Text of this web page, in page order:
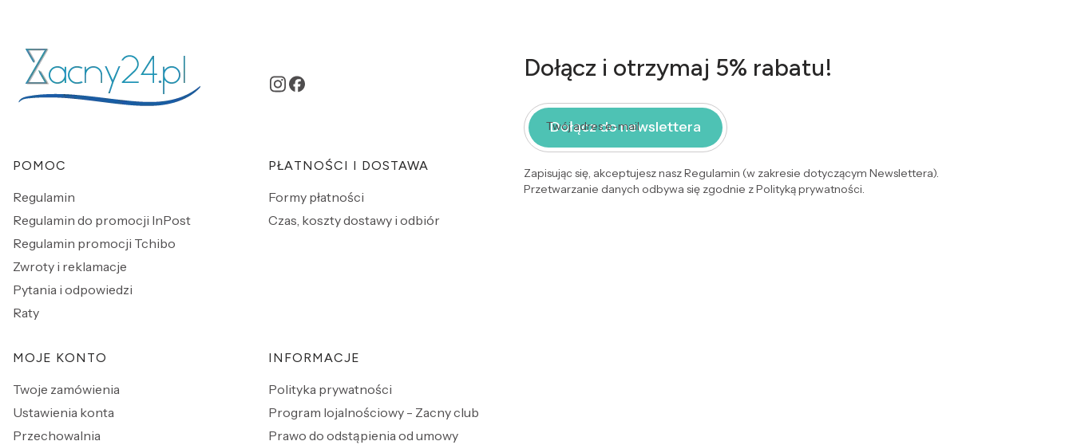
Linki w stopce
POMOC
Regulamin
Regulamin do promocji InPost
Regulamin promocji Tchibo
Zwroty i reklamacje
Pytania i odpowiedzi
Raty
PŁATNOŚCI I DOSTAWA
Formy płatności
Czas, koszty dostawy i odbiór
MOJE KONTO
Twoje zamówienia
Ustawienia konta
Przechowalnia
INFORMACJE
Polityka prywatności
Program lojalnościowy - Zacny club
Prawo do odstąpienia od umowy
Dołącz i otrzymaj 5% rabatu!
Twój adres e-mail
Dołącz do newslettera
Zapisując się, akceptujesz nasz Regulamin (w zakresie dotyczącym Newslettera).
Przetwarzanie danych odbywa się zgodnie z Polityką prywatności.